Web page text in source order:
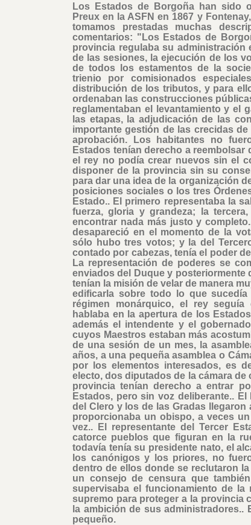
Los Estados de Borgoña han sido
Preux en la ASFN en 1867 y
tomamos prestadas muchas
comentarios: "Los Estados de
provincia regulaba su administración
de las sesiones, la ejecución de los
de todos los estamentos de la
trienio por comisionados
distribución de los tributos, y para
ordenaban las construcciones
reglamentaban el levantamiento y el
las etapas, la adjudicación de las
importante gestión de las crecidas
aprobación. Los habitantes no
Estados tenían derecho a
el rey no podía crear nuevos sin el
disponer de la provincia sin su
para dar una idea de la organización
posiciones sociales o los tres
Estado.. El primero representaba la
fuerza, gloria y grandeza; la
encontrar nada más justo y
desapareció en el momento de la
sólo hubo tres votos; y la del
contado por cabezas, tenía el poder
La representación de poderes se
enviados del Duque y posteriormente
tenían la misión de velar de manera
edificarla sobre todo lo que
régimen monárquico, el rey
hablaba en la apertura de los
además el intendente y el
cuyos Maestros estaban más
de una sesión de un mes, la
años, a una pequeña asamblea o
por los elementos interesados, es
electo, dos diputados de la cámara
provincia tenían derecho a entrar
Estados, pero sin voz deliberante..
del Clero y los de las Gradas llegaron
proporcionaba un obispo, a veces
vez.. El representante del Tercer
catorce pueblos que figuran en la
todavía tenía su presidente nato, el
los canónigos y los priores, no
dentro de ellos donde se reclutaron
un consejo de censura que
supervisaba el funcionamiento de
supremo para proteger a la provincia
la ambición de sus administradores..
pequeño.